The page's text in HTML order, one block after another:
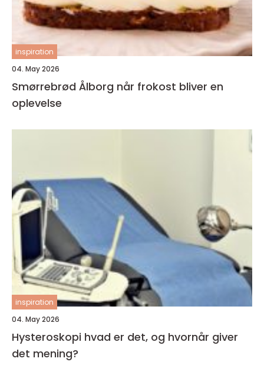
inspiration
04. May 2026
Smørrebrød Ålborg når frokost bliver en
oplevelse
inspiration
04. May 2026
Hysteroskopi hvad er det, og hvornår giver
det mening?